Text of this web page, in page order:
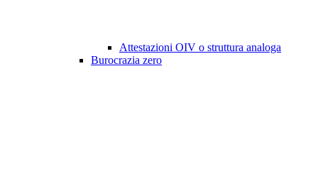
Attestazioni OIV o struttura analoga
Burocrazia zero